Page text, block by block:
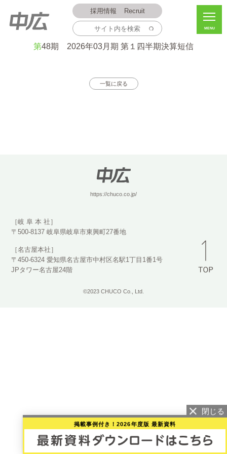
採用情報 Recruit
MENU
第48期 2026年03月期 第１四半期決算短信
一覧に戻る
https://chuco.co.jp/
［岐 阜 本 社］
〒500-8137 岐阜県岐阜市東興町27番地
［名古屋本社］
〒450-6324 愛知県名古屋市中村区名駅1丁目1番1号
JPタワー名古屋24階
©2023 CHUCO Co., Ltd.
掲載事例付き！2026年度版 最新資料